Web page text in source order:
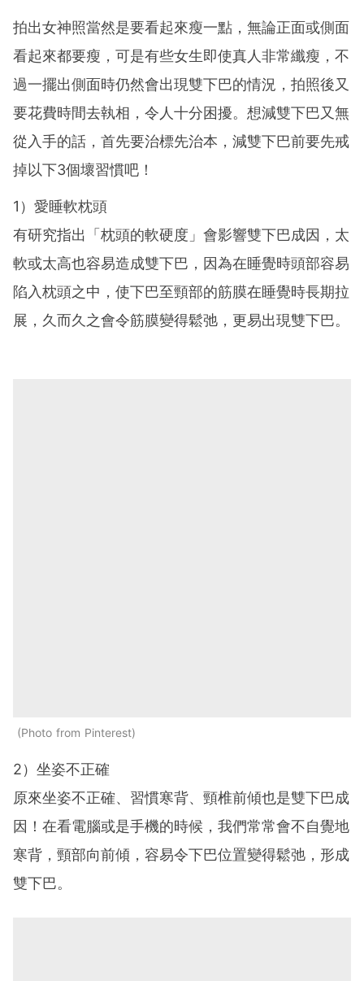
拍出女神照當然是要看起來瘦一點，無論正面或側面
看起來都要瘦，可是有些女生即使真人非常纖瘦，不
過一擺出側面時仍然會出現雙下巴的情況，拍照後又
要花費時間去執相，令人十分困擾。想減雙下巴又無
從入手的話，首先要治標先治本，減雙下巴前要先戒
掉以下3個壞習慣吧！
1）愛睡軟枕頭
有研究指出「枕頭的軟硬度」會影響雙下巴成因，太
軟或太高也容易造成雙下巴，因為在睡覺時頭部容易
陷入枕頭之中，使下巴至頸部的筋膜在睡覺時長期拉
展，久而久之會令筋膜變得鬆弛，更易出現雙下巴。
Photo from Pinterest
2）坐姿不正確
原來坐姿不正確、習慣寒背、頸椎前傾也是雙下巴成
因！在看電腦或是手機的時候，我們常常會不自覺地
寒背，頸部向前傾，容易令下巴位置變得鬆弛，形成
雙下巴。